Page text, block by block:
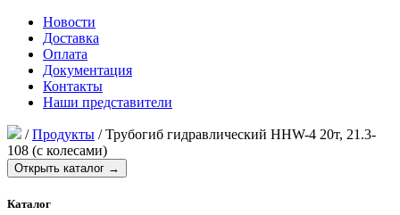
Новости
Доставка
Оплата
Документация
Контакты
Наши представители
/Продукты /Трубогиб гидравлический HHW-4 20т, 21.3-
108 (с колесами)
Открыть каталог →
Каталог